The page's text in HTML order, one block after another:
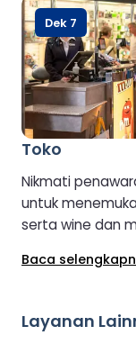
Toko
Nikmati
untuk
serta wine dan
beralkohol
menawarkan
dan minuman.
Baca
Dek 7
Layanan